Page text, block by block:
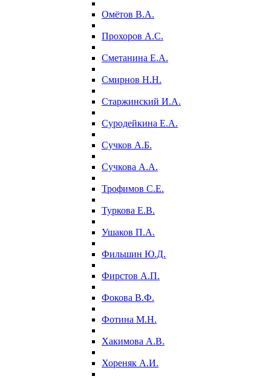
Омётов В.А.
Прохоров А.С.
Сметанина Е.А.
Смирнов Н.Н.
Старжинский И.А.
Суродейкина Е.А.
Сучков А.Б.
Сучкова А.А.
Трофимов С.Е.
Туркова Е.В.
Ушаков П.А.
Фильшин Ю.Д.
Фирстов А.П.
Фокова В.Ф.
Фотина М.Н.
Хакимова А.В.
Хореняк А.И.